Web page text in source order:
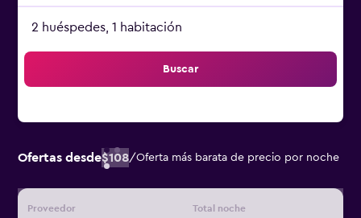
2 huéspedes, 1 habitación
Buscar
Ofertas desde$108/Oferta más barata de precio por noche
Proveedor Total noche